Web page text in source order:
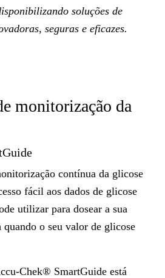
soluções de
seguras e eficazes.
monitorização da
contínua da glicose
fácil aos dados de glicose
utilizar para dosear a sua
quando o seu valor de glicose
Chek® SmartGuide está